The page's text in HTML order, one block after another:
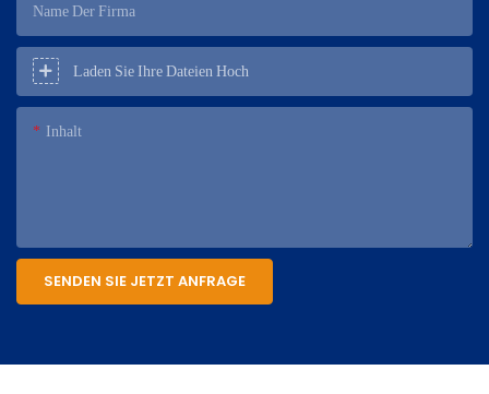
Name Der Firma
Laden Sie Ihre Dateien Hoch
Inhalt
SENDEN SIE JETZT ANFRAGE